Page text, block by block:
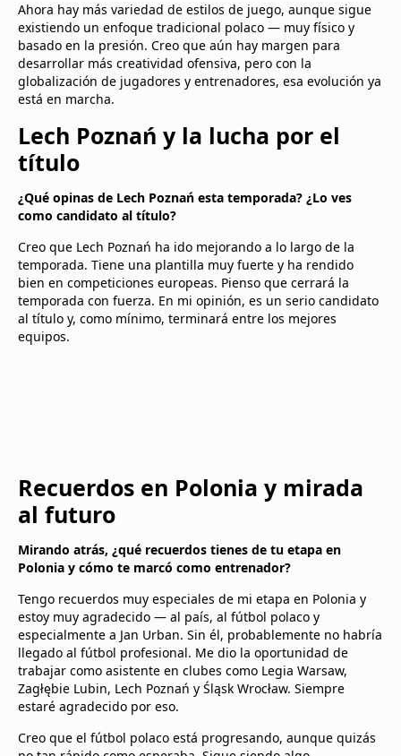
Ahora hay más variedad de estilos de juego, aunque sigue
existiendo un enfoque tradicional polaco — muy físico y
basado en la presión. Creo que aún hay margen para
desarrollar más creatividad ofensiva, pero con la
globalización de jugadores y entrenadores, esa evolución ya
está en marcha.
Lech Poznań y la lucha por el
título
¿Qué opinas de Lech Poznań esta temporada? ¿Lo ves
como candidato al título?
Creo que Lech Poznań ha ido mejorando a lo largo de la
temporada. Tiene una plantilla muy fuerte y ha rendido
bien en competiciones europeas. Pienso que cerrará la
temporada con fuerza. En mi opinión, es un serio candidato
al título y, como mínimo, terminará entre los mejores
equipos.
Recuerdos en Polonia y mirada
al futuro
Mirando atrás, ¿qué recuerdos tienes de tu etapa en
Polonia y cómo te marcó como entrenador?
Tengo recuerdos muy especiales de mi etapa en Polonia y
estoy muy agradecido — al país, al fútbol polaco y
especialmente a Jan Urban. Sin él, probablemente no habría
llegado al fútbol profesional. Me dio la oportunidad de
trabajar como asistente en clubes como Legia Warsaw,
Zagłębie Lubin, Lech Poznań y Śląsk Wrocław. Siempre
estaré agradecido por eso.
Creo que el fútbol polaco está progresando, aunque quizás